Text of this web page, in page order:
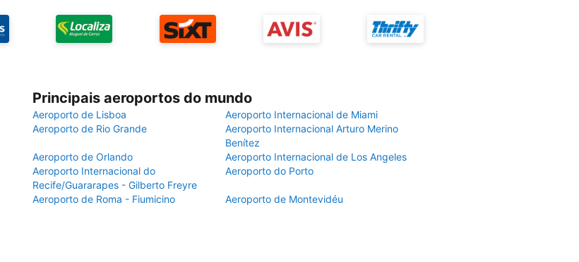
Principais aeroportos do mundo
Aeroporto de Lisboa
Aeroporto Internacional de Miami
Aeroporto de Rio Grande
Aeroporto Internacional Arturo Merino
Benítez
Aeroporto de Orlando
Aeroporto Internacional de Los Angeles
Aeroporto Internacional do
Recife/Guararapes - Gilberto Freyre
Aeroporto do Porto
Aeroporto de Roma - Fiumicino Aeroporto de Montevidéu